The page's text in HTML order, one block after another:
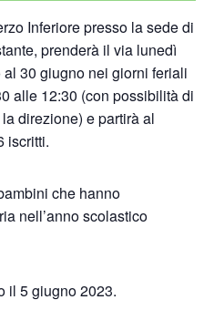
Inferiore presso la sede di
prenderà il via lunedì
30 giugno nei giorni feriali
alle 12:30 (con possibilità di
direzione) e partirà al
iscritti.
che hanno
nell’anno scolastico
il 5 giugno 2023.